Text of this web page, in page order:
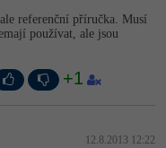
referenční příručka. Musí
používat, ale jsou
+1
12.8.2013 12:22